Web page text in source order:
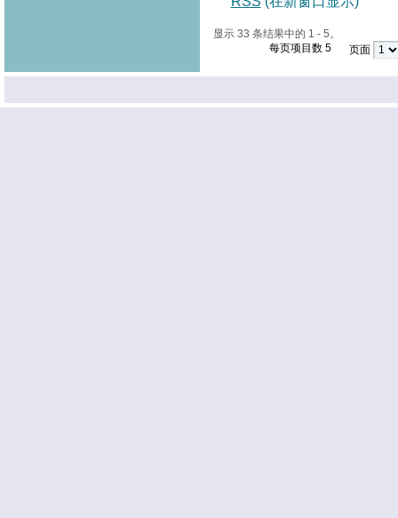
显示 33 条结果中的 1 - 5。
每页项目数 5
页面